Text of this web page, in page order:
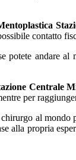
contatto
potete andare
Centrale
per
al
alla propria